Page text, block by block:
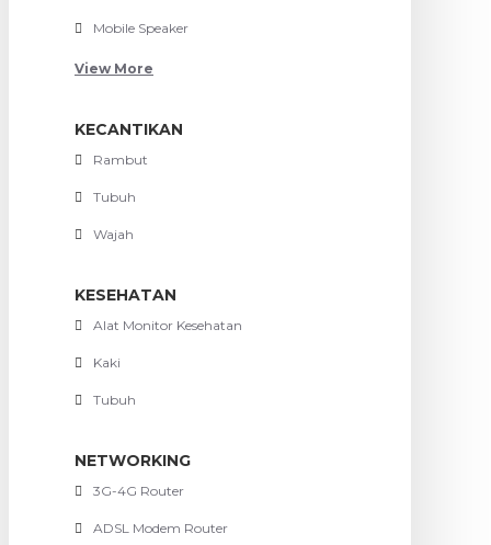
Mobile Speaker
View More
KECANTIKAN
Rambut
Tubuh
Wajah
KESEHATAN
Alat Monitor Kesehatan
Kaki
Tubuh
NETWORKING
3G-4G Router
ADSL Modem Router